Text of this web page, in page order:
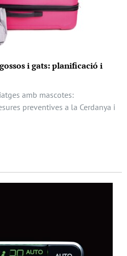
i gats: planificació i
amb mascotes:
preventives a la Cerdanya i